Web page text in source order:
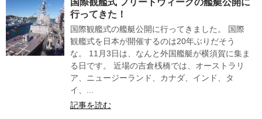
行ってきた！
国際観艦式の艦艇公開に行ってきました。 国際
観艦式を日本が開催するのは20年ぶりだそう
な。 11月3日は、なんと外国艦艇が横須賀に集ま
る日です。 近場の吉倉桟橋では、オーストラリ
ア、ニュージーランド、カナダ、インド、タ
イ、...
記事を読む